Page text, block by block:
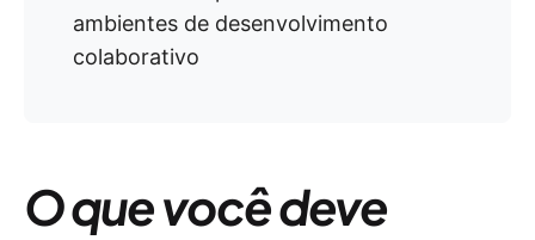
ambientes de desenvolvimento
colaborativo
O que você deve